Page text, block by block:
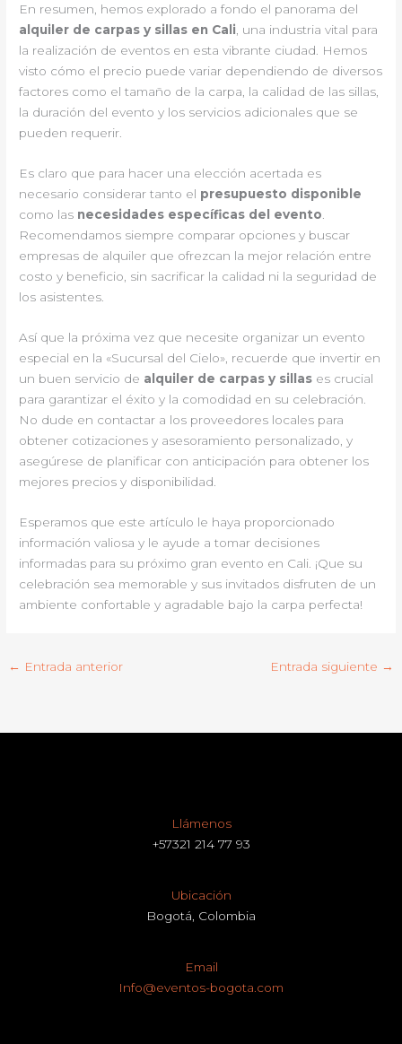
En resumen, hemos explorado a fondo el panorama del
alquiler de carpas y sillas en Cali , una industria vital para
la realización de eventos en esta vibrante ciudad. Hemos
visto cómo el precio puede variar dependiendo de diversos
factores como el tamaño de la carpa, la calidad de las sillas,
la duración del evento y los servicios adicionales que se
pueden requerir.
Es claro que para hacer una elección acertada es
necesario considerar tanto el presupuesto disponible
como las necesidades específicas del evento
Recomendamos siempre comparar opciones y buscar
empresas de alquiler que ofrezcan la mejor relación entre
costo y beneficio, sin sacrificar la calidad ni la seguridad de
los asistentes.
Así que la próxima vez que necesite organizar un evento
especial en la «Sucursal del Cielo», recuerde que invertir en
un buen servicio de alquiler de carpas y sillas es crucial
para garantizar el éxito y la comodidad en su celebración.
No dude en contactar a los proveedores locales para
obtener cotizaciones y asesoramiento personalizado, y
asegúrese de planificar con anticipación para obtener los
mejores precios y disponibilidad.
Esperamos que este artículo le haya proporcionado
información valiosa y le ayude a tomar decisiones
informadas para su próximo gran evento en Cali. ¡Que su
celebración sea memorable y sus invitados disfruten de un
ambiente confortable y agradable bajo la carpa perfecta!
← Entrada anterior Entrada siguiente →
Llámenos
+57321 214 77 93
Ubicación
Bogotá, Colombia
Email
Info@eventos-bogota.com